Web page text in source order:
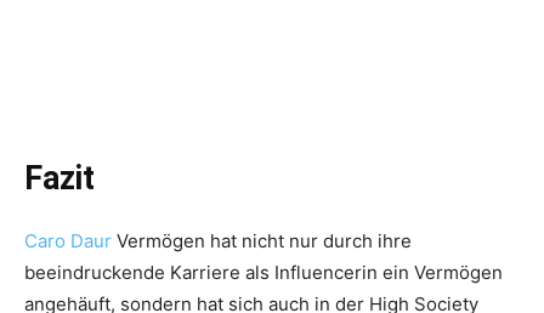
Fazit
Caro Daur Vermögen hat nicht nur durch ihre
beeindruckende Karriere als Influencerin ein Vermögen
angehäuft, sondern hat sich auch in der High Society